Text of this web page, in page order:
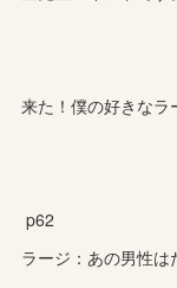
来た！僕の好きなラ
p62
ラージ：あの男性は